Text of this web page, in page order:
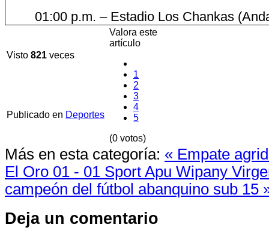
01:00 p.m. – Estadio Los Chankas
Visto 821 veces
Valora este
artículo
1
2
3
4
5
(0 votos)
Publicado en Deportes
Más en esta categoría: « Empate
El Oro 01 - 01 Sport Apu Wipany
campeón del fútbol abanquino sub 15
Deja un comentario